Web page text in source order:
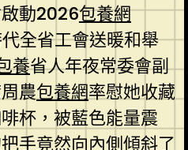
動2026包養網
全省工會送暖和舉
養省人年夜常委會副
農包養網率慰她收藏
杯，被藍色能量震
手竟然向內側傾斜了